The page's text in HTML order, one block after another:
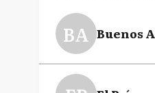
BA Buenos